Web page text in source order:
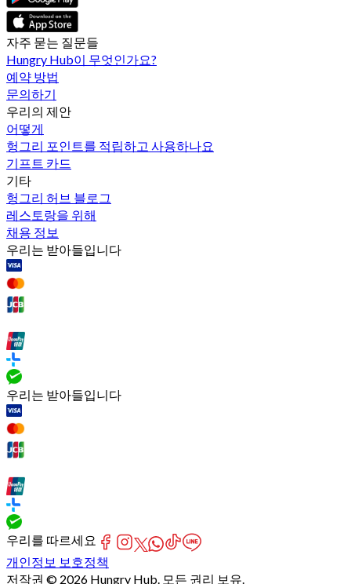
자주 묻는 질문들
Hungry Hub이 무엇인가요?
예약 방법
문의하기
우리의 제안
어떻게
헝그리 포인트를 적립하고 사용하나요
기프트 카드
기타
헝그리 허브 블로그
레스토랑을 위해
채용 정보
우리는 받아들입니다
우리는 받아들입니다
우리를 따르세요
개인정보 보호정책
저작권 © 2026 Hungry Hub. 모든 권리 보유.